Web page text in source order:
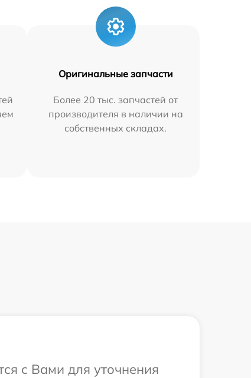
Оригинальные запчасти
Более 20 тыс. запчастей от
производителя в наличии на
собственных складах.
с Вами для уточнения